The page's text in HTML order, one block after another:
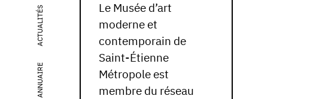
ANNUAIRE
ACTUALITÉS
Le Musée d’art
moderne et
contemporain de
Saint-Étienne
Métropole est
membre du réseau